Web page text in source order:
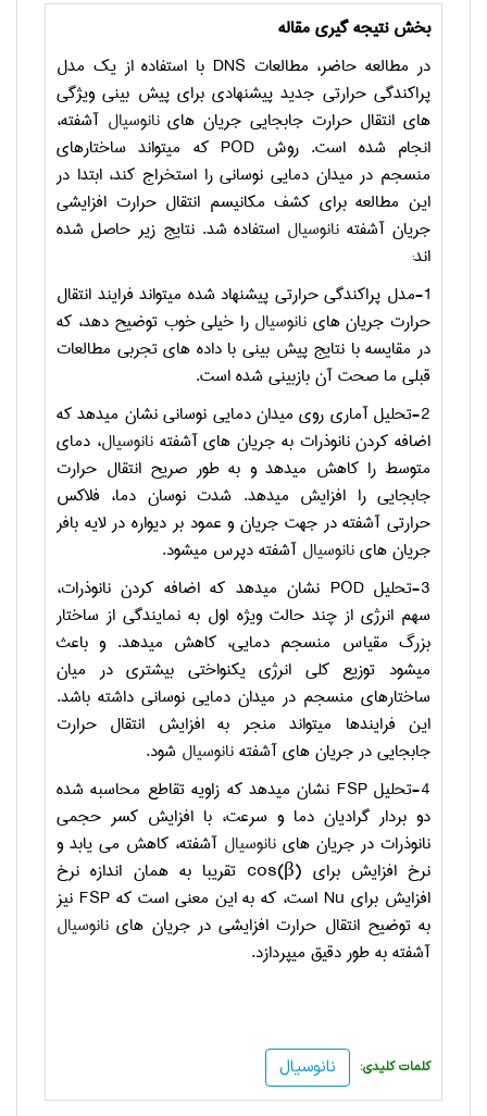
بخش نتیجه گیریمقاله
در مطالعه حاضر، مطالعات DNS با استفاده از یک مدل
پراکندگی حرارتی جدید پیشنهادی برای پیش بینی ویژگی
های انتقال حرارت جابجایی جریان هاینانوسیال آشفته،
انجام شده است. روشPOD که میتواند ساختارهای
منسجم در میدان دمایی نوسانی را استخراج کند، ابتدا در
این مطالعه برای کشف مکانیسم انتقال حرارت افزایشی
جریان آشفته نانوسیال استفاده شد. نتایج زیر حاصل شده
اند:
1-مدل پراکندگی حرارتی پیشنهاد شده میتواند فرایند انتقال
حرارت جریان های نانوسیال را خیلی خوب توضیح دهد، که
در مقایسه با نتایج پیش بینی با داده های تجربی مطالعات
قبلی ما صحت آن بازبینی شده است.
2-تحلیل آماری روی میدان دمایی نوسانی نشان میدهد که
اضافه کردن نانوذرات به جریان های آشفتهنانوسیال، دمای
متوسط را کاهش میدهد و به طور صریح انتقال حرارت
جابجایی را افزایش میدهد. شدت نوسان دما، فلاکس
حرارتی آشفته در جهت جریان و عمود بر دیواره در لایه بافر
جریان هاینانوسیال آشفته دپرس میشود.
3-تحلیل
POD نشان میدهد که اضافه کردن نانوذرات،
سهم انرژی از چند حالت ویژه اول به نمایندگی از ساختار
بزرگ مقیاس منسجم دمایی، کاهش میدهد. و باعث
میشود توزیع کلی انرژی یکنواختی بیشتری در میان
ساختارهای منسجم در میدان دمایی نوسانی داشته باشد.
این فرایندها میتواند منجر به افزایش انتقال حرارت
جابجایی در جریان های آشفتهنانوسیال شود.
4-تحلیل
FSP نشان میدهد که زاویه تقاطع محاسبه شده
دو بردار گرادیان دما و سرعت، با افزایش کسر حجمی
نانوذرات در جریان های نانوسیال آشفته، کاهش می یابد و
نرخ افزایش برای cos(β) تقریبا به همان اندازه نرخ
افزایش برای Nu است، که به این معنی است کهFSP نیز
به توضیح انتقال حرارت افزایشی در جریان های نانوسیال
آشفته به طور دقیق میپردازد.
نانوسیال :کلمات کلیدی